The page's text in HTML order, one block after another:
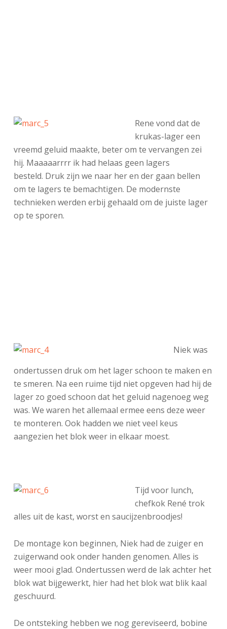
Rene vond dat de
krukas-lager een
vreemd geluid maakte, beter om te vervangen zei
hij. Maaaaarrrr ik had helaas geen lagers
besteld. Druk zijn we naar her en der gaan bellen
om te lagers te bemachtigen. De modernste
technieken werden erbij gehaald om de juiste lager
op te sporen.
Niek was
ondertussen druk om het lager schoon te maken en
te smeren. Na een ruime tijd niet opgeven had hij de
lager zo goed schoon dat het geluid nagenoeg weg
was. We waren het allemaal ermee eens deze weer
te monteren. Ook hadden we niet veel keus
aangezien het blok weer in elkaar moest.
Tijd voor lunch,
chefkok René trok
alles uit de kast, worst en saucijzenbroodjes!
De montage kon beginnen, Niek had de zuiger en
zuigerwand ook onder handen genomen. Alles is
weer mooi glad. Ondertussen werd de lak achter het
blok wat bijgewerkt, hier had het blok wat blik kaal
geschuurd.
De ontsteking hebben we nog gereviseerd, bobine